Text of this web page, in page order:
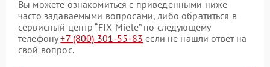
Вы можете ознакомиться с приведенными ниже
часто задаваемыми вопросами, либо обратиться в
сервисный центр “FIX-Miele” по следующему
телефону+7 (800) 301-55-83 если не нашли ответ на
свой вопрос.